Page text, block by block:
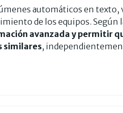
automáticos en texto,
de los equipos. Según
avanzada y permitir
similares,